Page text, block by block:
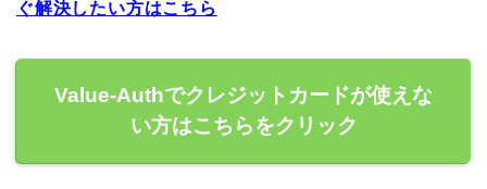
ぐ解決したい方はこちら
Value-Authでクレジットカードが使えな
い方はこちらをクリック